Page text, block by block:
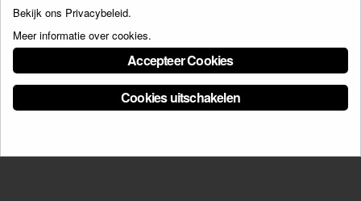
© Copyright - Franciscus Huis Weert B.V. - webdesign:
Bekijk ons Privacybeleid.
Meer informatie over cookies.
Accepteer Cookies
Cookies uitschakelen